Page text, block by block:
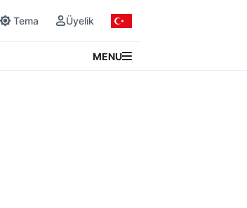
Tema Üyelik
MENU